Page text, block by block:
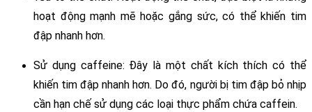
hoạt động mạnh mẽ hoặc gắng sức, có thể khiến tim
đập nhanh hơn.
Sử dụng caffeine: Đây là một chất kích thích có thể
khiến tim đập nhanh hơn. Do đó, người bị tim đập bỏ nhịp
cần hạn chế sử dụng các loại thực phẩm chứa caffein.